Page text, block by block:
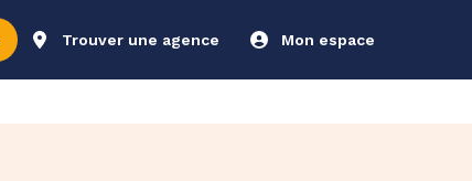
Trouver une agence Mon espace